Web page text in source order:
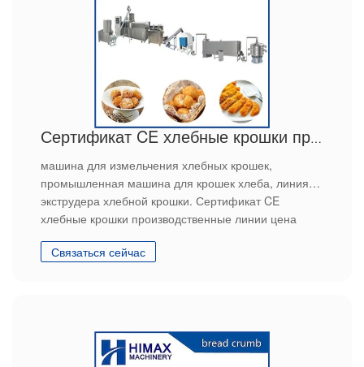
Сертификат CE хлебные крошки производственные линии цена
машина для измельчения хлебных крошек,
промышленная машина для крошек хлеба, линия
экструдера хлебной крошки. Сертификат CE
хлебные крошки производственные линии цена
Связаться сейчас